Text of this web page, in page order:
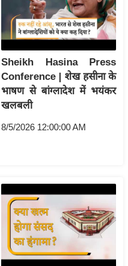
Sheikh Hasina Press
Conference | शेख हसीना के
भाषण से बांग्लादेश में भयंकर
खलबली
8/5/2026 12:00:00 AM